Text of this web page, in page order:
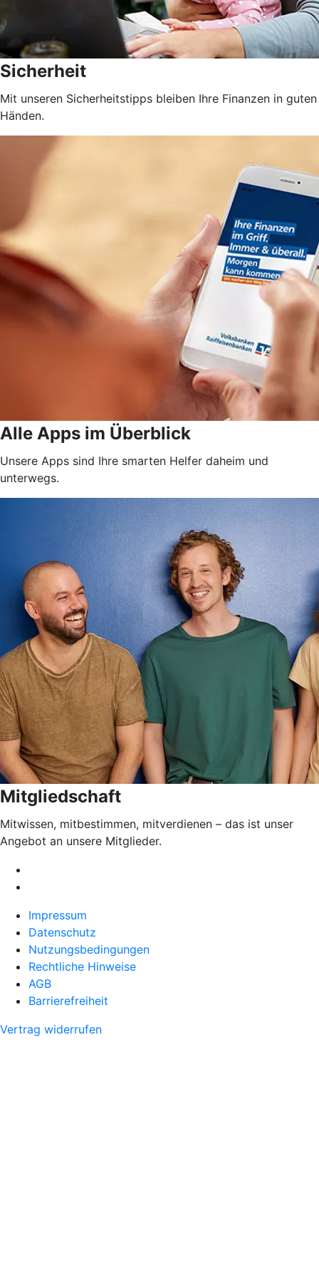
Sicherheit
Mit unseren Sicherheitstipps bleiben Ihre Finanzen in guten
Händen.
Alle Apps im Überblick
Unsere Apps sind Ihre smarten Helfer daheim und
unterwegs.
Mitgliedschaft
Mitwissen, mitbestimmen, mitverdienen – das ist unser
Angebot an unsere Mitglieder.
Impressum
Datenschutz
Nutzungsbedingungen
Rechtliche Hinweise
AGB
Barrierefreiheit
Vertrag widerrufen